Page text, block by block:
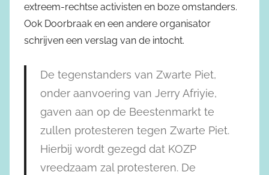
extreem-rechtse activisten en boze omstanders.
Ook Doorbraak en een andere organisator
schrijven een verslag van de intocht.
De tegenstanders van Zwarte Piet,
onder aanvoering van Jerry Afriyie,
gaven aan op de Beestenmarkt te
zullen protesteren tegen Zwarte Piet.
Hierbij wordt gezegd dat KOZP
vreedzaam zal protesteren. De